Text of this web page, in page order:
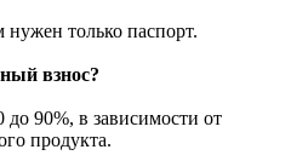
нужен только паспорт.
взнос?
90%, в зависимости от
продукта.